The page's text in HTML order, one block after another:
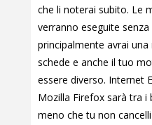
che li noterai subito. Le
verranno eseguite
principalmente avrai
schede e anche il tuo
essere diverso. Internet
Mozilla Firefox sarà tra i
meno che tu non